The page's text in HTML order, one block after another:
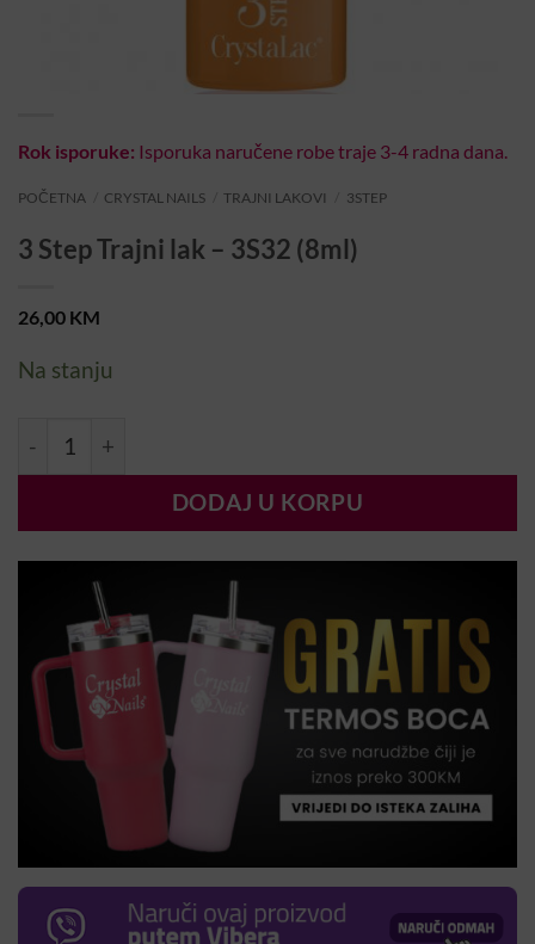
Rok isporuke: Isporuka naručene robe traje 3-4 radna dana.
POČETNA CRYSTAL NAILS TRAJNI LAKOVI 3STEP
3 Step Trajni lak – 3S32 (8ml)
26,00 KM
Na stanju
3 Step Trajni lak – 3S32 (8ml) količina
DODAJ U KORPU